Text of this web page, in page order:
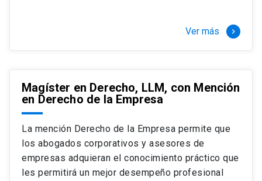
tres meses a tiempo completo (20
Ver más keyboard_arrow_right
Magíster en Derecho, LLM, con Mención
en Derecho de la Empresa
La mención Derecho de la Empresa permite que
los abogados corporativos y asesores de
empresas adquieran el conocimiento práctico que
les permitirá un mejor desempeño profesional